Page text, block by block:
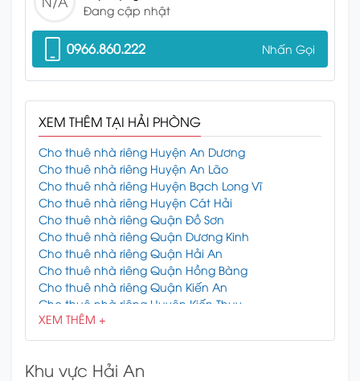
Đang cập nhật
0966.860.222 Nhấn Gọi
XEM THÊM TẠI HẢI PHÒNG
Cho thuê nhà riêng Huyện An Dương
Cho thuê nhà riêng Huyện An Lão
Cho thuê nhà riêng Huyện Bạch Long Vĩ
Cho thuê nhà riêng Huyện Cát Hải
Cho thuê nhà riêng Quận Đồ Sơn
Cho thuê nhà riêng Quận Dương Kinh
Cho thuê nhà riêng Quận Hải An
Cho thuê nhà riêng Quận Hồng Bàng
Cho thuê nhà riêng Quận Kiến An
Cho thuê nhà riêng Huyện Kiến Thụy
Cho thuê nhà riêng Quận Lê Chân
Cho thuê nhà riêng Quận Ngô Quyền
Cho thuê nhà riêng Huyện Tiên Lãng
XEM THÊM +
Khu vực Hải An